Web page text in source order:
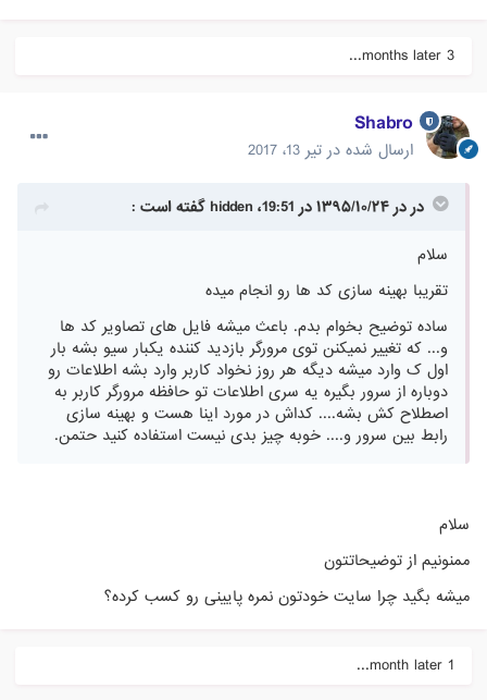
3 months later...
Shabro
ارسال شده در تیر 13، 2017
در در ۱۳۹۵/۱۰/۲۴ در 19:51، hidden گفته است :
سلام
تقریبا بهینه سازی کد ها رو انجام میده
ساده توضیح بخوام بدم. باعث میشه فایل های تصاویر کد ها
و... که تغییر نمیکنن توی مرورگر بازدید کننده یکبار سیو بشه بار
اول ک وارد میشه دیگه هر روز نخواد کاربر وارد بشه اطلاعات رو
دوباره از سرور بگیره یه سری اطلاعات تو حافظه مرورگر کاربر به
اصطلاح کش بشه.... کداش در مورد اینا هست و بهینه سازی
رابط بین سرور و.... خوبه چیز بدی نیست استفاده کنید حتمن.
سلام
ممنونیم از توضیحاتتون
میشه بگید چرا سایت خودتون نمره پایینی رو کسب کرده؟